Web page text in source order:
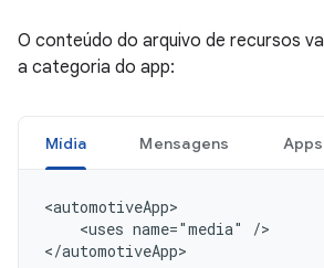
O conteúdo do arquivo de recursos
a categoria do app:
Mídia Mensagens
<uses name="media"
/>